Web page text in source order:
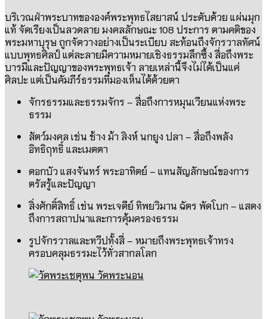
บริเวณฝ่าพระบาทขององค์พระพุทธไสยาสน์ ประดับด้วย แผ่นมุก
แท้ จัดเรียงเป็นลวดลาย มงคลลักษณะ 108 ประการ ตามคติของ
พระมหาบุรุษ ถูกจัดวางอย่างเป็นระเบียบ สะท้อนถึงจักรวาลทัศน์
แบบพุทธศิลป์ แต่ละลายมีความหมายเชิงธรรมลึกซึ้ง สื่อถึงพระ
บารมีและปัญญาของพระพุทธเจ้า ลายเหล่านี้จึงไม่ได้เป็นแค่
ศิลปะ แต่เป็นคัมภีร์ธรรมที่มองเห็นได้ด้วยตา
จักรธรรมและธรรมจักร – สื่อถึงการหมุนเวียนแห่งพระ
ธรรม
สัตว์มงคล เช่น ช้าง ม้า สิงห์ นกยูง ปลา – สื่อถึงพลัง
อิทธิฤทธิ์ และเมตตา
ดอกบัว แสงจันทร์ พระอาทิตย์ – แทนสัญลักษณ์ของการ
ตรัสรู้และปัญญา
สิ่งศักดิ์สิทธิ์ เช่น พระเจดีย์ ทิพยวิมาน ฉัตร พัดโบก – แสดง
ถึงการสถาปนาและการคุ้มครองธรรม
รูปจักรวาลและทวีปทั้งสี่ – หมายถึงพระพุทธเจ้าทรง
ครอบคลุมธรรมะไว้ทั่วสากลโลก